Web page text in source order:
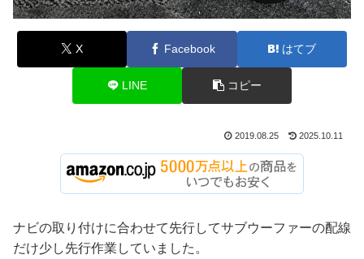
X Facebook はてブ
LINE コピー
2019.08.25 2025.10.11
ナビの取り付けに合わせて先行してサブウーファーの配線
だけ少し先行作業していました。